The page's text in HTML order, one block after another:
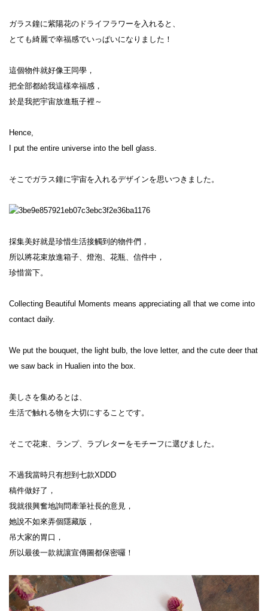
ガラス鐘に紫陽花のドライフラワーを入れると、
とても綺麗で幸福感でいっぱいになりました！
這個物件就好像王同學，
把全部都給我這樣幸福感，
於是我把宇宙放進瓶子裡～
Hence,
I put the entire universe into the bell glass.
そこでガラス鐘に宇宙を入れるデザインを思いつきました。
採集美好就是珍惜生活接觸到的物件們，
所以將花束放進箱子、燈泡、花瓶、信件中，
珍惜當下。
Collecting Beautiful Moments means appreciating all that we come into
contact daily.
We put the bouquet, the light bulb, the love letter, and the cute deer that
we saw back in Hualien into the box.
美しさを集めるとは、
生活で触れる物を大切にすることです。
そこで花束、ランプ、ラブレターをモチーフに選びました。
不過我當時只有想到七款XDDD
稿件做好了，
我就很興奮地詢問牽筆社長的意見，
她說不如來弄個隱藏版，
吊大家的胃口，
所以最後一款就讓宣傳圖都保密囉！